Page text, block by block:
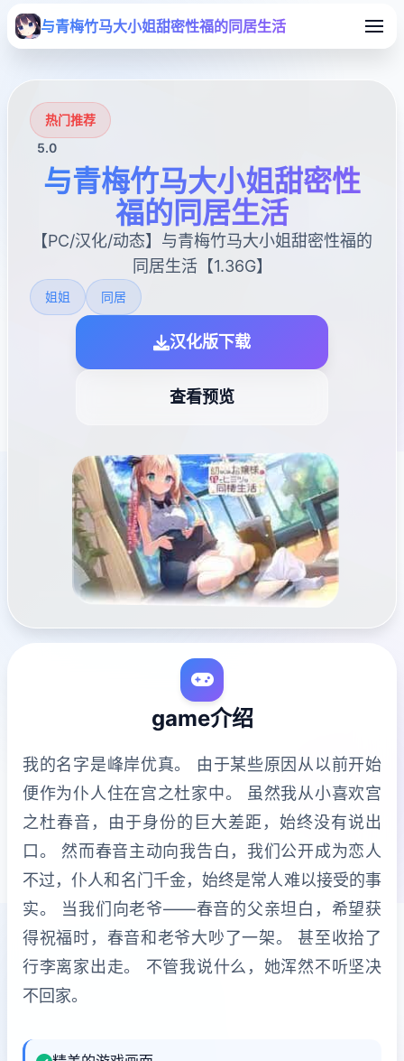
与青梅竹马大小姐甜密性福的同居生活
热门推荐
5.0
与青梅竹马大小姐甜密性
福的同居生活
【PC/汉化/动态】与青梅竹马大小姐甜密性福的
同居生活【1.36G】
姐姐 同居
汉化版下载
查看预览
game介绍
我的名字是峰岸优真。 由于某些原因从以前开始
便作为仆人住在宫之杜家中。 虽然我从小喜欢宫
之杜春音，由于身份的巨大差距，始终没有说出
口。 然而春音主动向我告白，我们公开成为恋人
不过，仆人和名门千金，始终是常人难以接受的事
实。 当我们向老爷——春音的父亲坦白，希望获
得祝福时，春音和老爷大吵了一架。 甚至收拾了
行李离家出走。 不管我说什么，她浑然不听坚决
不回家。